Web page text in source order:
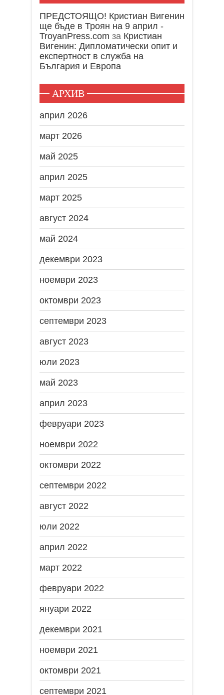
ПРЕДСТОЯЩО! Кристиан Вигенин
ще бъде в Троян на 9 април -
TroyanPress.com за Кристиан
Вигенин: Дипломатически опит и
експертност в служба на
България и Европа
АРХИВ
април 2026
март 2026
май 2025
април 2025
март 2025
август 2024
май 2024
декември 2023
ноември 2023
октомври 2023
септември 2023
август 2023
юли 2023
май 2023
април 2023
февруари 2023
ноември 2022
октомври 2022
септември 2022
август 2022
юли 2022
април 2022
март 2022
февруари 2022
януари 2022
декември 2021
ноември 2021
октомври 2021
септември 2021